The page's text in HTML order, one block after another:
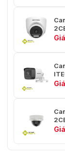
Điều kiện hoạt
Ngôn ngữ
Tiêu thụ
Phạm vi IR